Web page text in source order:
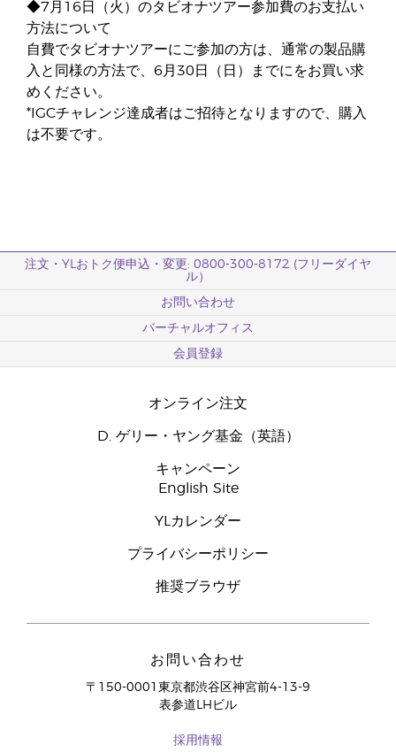
◆7月16日（火）のタビオナツアー参加費のお支払い
方法について
自費でタビオナツアーにご参加の方は、通常の製品購
入と同様の方法で、6月30日（日）までにをお買い求
めください。
*IGCチャレンジ達成者はご招待となりますので、購入
は不要です。
注文・YLおトク便申込・変更: 0800-300-8172 (フリーダイヤ
ル）
お問い合わせ
バーチャルオフィス
会員登録
オンライン注文
D. ゲリー・ヤング基金（英語）
キャンペーン
English Site
YLカレンダー
プライバシーポリシー
推奨ブラウザ
お問い合わせ
〒150-0001東京都渋谷区神宮前4-13-9
表参道LHビル
採用情報